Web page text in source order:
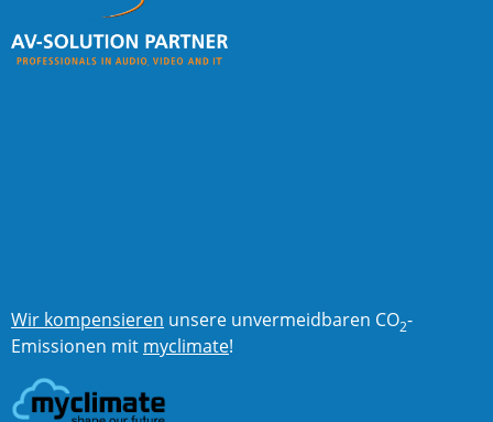
Wir kompensieren unsere unvermeidbaren CO2-
Emissionen mit myclimate!